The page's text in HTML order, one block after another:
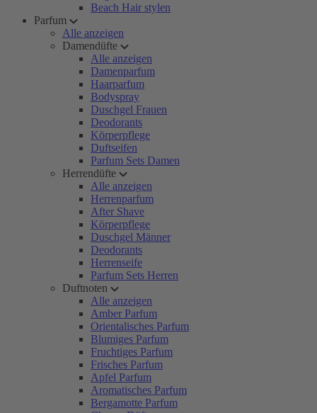
Beach Hair stylen
Parfum
Alle anzeigen
Damendüfte
Alle anzeigen
Damenparfum
Haarparfum
Bodyspray
Duschgel Frauen
Deodorants
Körperpflege
Duftseifen
Parfum Sets Damen
Herrendüfte
Alle anzeigen
Herrenparfum
After Shave
Körperpflege
Duschgel Männer
Deodorants
Herrenseife
Parfum Sets Herren
Duftnoten
Alle anzeigen
Amber Parfum
Orientalisches Parfum
Blumiges Parfum
Fruchtiges Parfum
Frisches Parfum
Apfel Parfum
Aromatisches Parfum
Bergamotte Parfum